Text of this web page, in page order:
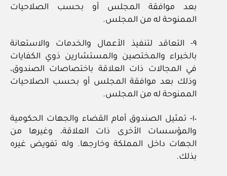
بعد موافقة المجلس أو بحسب الصلاحيات
الممنوحة له من المجلس.
٩- التعاقد لتنفيذ الأعمال والخدمات والاستعانة
بالخبراء والمختصين والمستشارين ذوي الكفايات
في المجالات ذات العلاقة باختصاصات الصندوق،
وذلك بعد موافقة المجلس أو بحسب الصلاحيات
الممنوحة له من المجلس.
١٠- تمثيل الصندوق أمام القضاء والجهات الحكومية
والمؤسسات الأخرى ذات العلاقة، وغيرها من
الجهات داخل المملكة وخارجها. وله تفويض غيره
بذلك.